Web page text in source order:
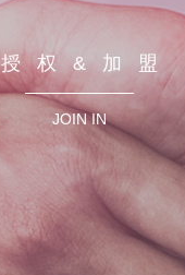
授权&加盟
JOIN IN